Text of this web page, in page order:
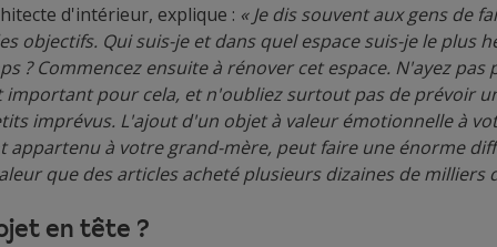
d'intérieur, explique : « Je dis souvent aux gens de
objectifs. Qui suis-je et dans quel espace suis-je le plus
? Commencez ensuite à rénover cet espace. N'ayez pas
important pour cela, et n'oubliez surtout pas de prévoir
imprévus. L'ajout d'un objet à valeur émotionnelle à
appartenu à votre grand-mère, peut faire une énorme
que des articles acheté plusieurs dizaines de milliers
en tête ?